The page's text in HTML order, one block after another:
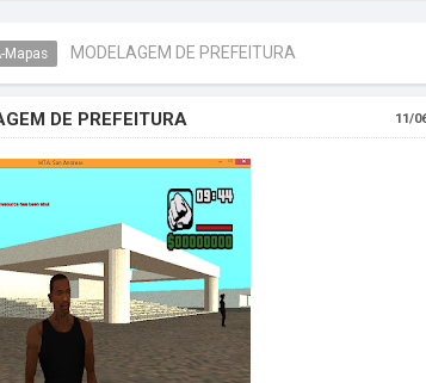
Mapas MODELAGEM DE PREFEITURA
DE PREFEITURA 11/